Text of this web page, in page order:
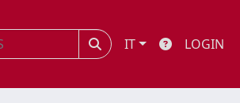
IT LOGIN